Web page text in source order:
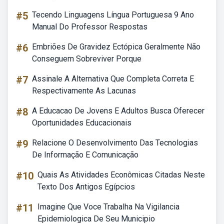
#5 Tecendo Linguagens Língua Portuguesa 9 Ano
Manual Do Professor Respostas
#6 Embriões De Gravidez Ectópica Geralmente Não
Conseguem Sobreviver Porque
#7 Assinale A Alternativa Que Completa Correta E
Respectivamente As Lacunas
#8 A Educacao De Jovens E Adultos Busca Oferecer
Oportunidades Educacionais
#9 Relacione O Desenvolvimento Das Tecnologias
De Informação E Comunicação
#10 Quais As Atividades Econômicas Citadas Neste
Texto Dos Antigos Egípcios
#11
Imagine Que Voce Trabalha Na Vigilancia
Epidemiologica De Seu Municipio